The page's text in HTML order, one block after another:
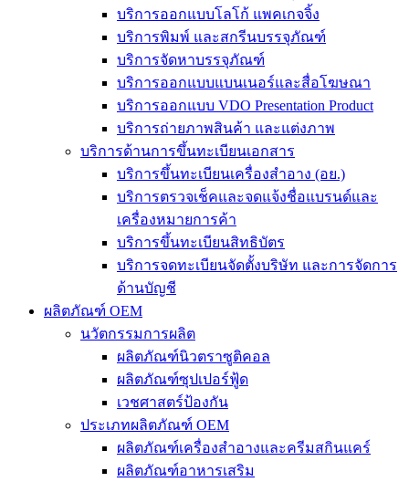
บริการออกแบบโลโก้ แพคเกจจิ้ง
บริการพิมพ์ และสกรีนบรรจุภัณฑ์
บริการจัดหาบรรจุภัณฑ์
บริการออกแบบแบนเนอร์และสื่อโฆษณา
บริการออกแบบ VDO Presentation Product
บริการถ่ายภาพสินค้า และแต่งภาพ
บริการด้านการขึ้นทะเบียนเอกสาร
บริการขึ้นทะเบียนเครื่องสำอาง (อย.)
บริการตรวจเช็คและจดแจ้งชื่อแบรนด์และ
เครื่องหมายการค้า
บริการขึ้นทะเบียนสิทธิบัตร
บริการจดทะเบียนจัดตั้งบริษัท และการจัดการ
ด้านบัญชี
ผลิตภัณฑ์ OEM
นวัตกรรมการผลิต
ผลิตภัณฑ์นิวตราซูติคอล
ผลิตภัณฑ์ซุปเปอร์ฟู้ด
เวชศาสตร์ป้องกัน
ประเภทผลิตภัณฑ์ OEM
ผลิตภัณฑ์เครื่องสำอางและครีมสกินแคร์
ผลิตภัณฑ์อาหารเสริม